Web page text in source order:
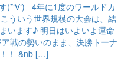
(*‘∀‘) 4年に1度のワールドカ
ういう世界規模の大会は、結
います♪ 明日はいよいよ運命
戦の勢いのまま、決勝トーナ
！ &nb […]